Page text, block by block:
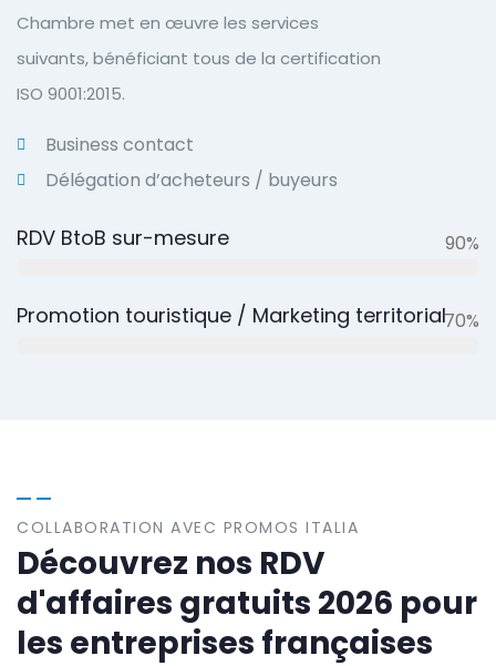
Chambre met en œuvre les services
suivants, bénéficiant tous de la certification
ISO 9001:2015.
Business contact
Délégation d’acheteurs / buyeurs
RDV BtoB sur-mesure 90%
Promotion touristique / Marketing territorial70%
COLLABORATION AVEC PROMOS ITALIA
Découvrez nos RDV
d'affaires gratuits 2026 pour
les entreprises françaises